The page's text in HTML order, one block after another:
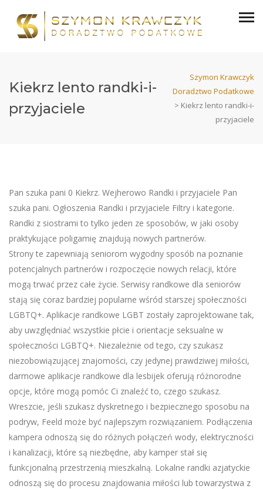
Kiekrz lento randki-i-
przyjaciele
Szymon Krawczyk
Doradztwo Podatkowe
> Kiekrz lento randki-i-
przyjaciele
Pan szuka pani 0 Kiekrz. Wejherowo Randki i przyjaciele Pan
szuka pani. Ogłoszenia Randki i przyjaciele Filtry i kategorie.
Randki z siostrami to tylko jeden ze sposobów, w jaki osoby
praktykujące poligamię znajdują nowych partnerów.
Strony te zapewniają seniorom wygodny sposób na poznanie
potencjalnych partnerów i rozpoczęcie nowych relacji, które
mogą trwać przez całe życie. Serwisy randkowe dla seniorów
stają się coraz bardziej popularne wśród starszej społeczności
LGBTQ+. Aplikacje randkowe LGBT zostały zaprojektowane tak,
aby uwzględniać wszystkie płcie i orientacje seksualne w
społeczności LGBTQ+. Niezależnie od tego, czy szukasz
niezobowiązującej znajomości, czy jedynej prawdziwej miłości,
darmowe aplikacje randkowe dla lesbijek oferują różnorodne
opcje, które mogą pomóc Ci znaleźć to, czego szukasz.
Wreszcie, jeśli szukasz dyskretnego i bezpiecznego sposobu na
podryw, Feeld może być najlepszym rozwiązaniem. Podłączenia
kampera odnoszą się do różnych połączeń wody, elektryczności
i kanalizacji, które są niezbędne, aby kamper stał się
funkcjonalną przestrzenią mieszkalną. Lokalne randki azjatyckie
odnoszą się do procesu znajdowania miłości lub towarzystwa z